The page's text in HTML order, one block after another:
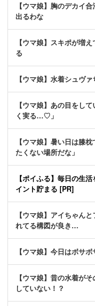
【ウマ娘】胸のデカイ
出るわな
【ウマ娘】スキポが増
る
【ウマ娘】水着シュヴァ
【ウマ娘】あの目をし
く実る…♡」
【ウマ娘】暑い日は膝
たくない場所だな」
【ポイふる】毎日の生
イント貯まる [PR]
【ウマ娘】アイちゃん
れてる構図が良き…
【ウマ娘】今日はボサ
【ウマ娘】昔の水着が
していない！？